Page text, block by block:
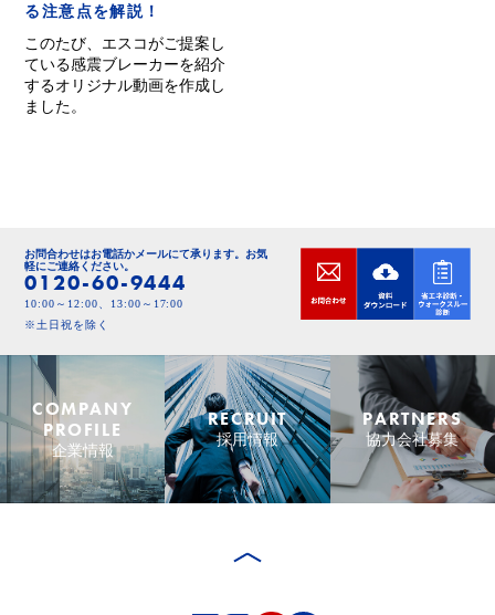
る注意点を解説！
このたび、エスコがご提案し
ている感震ブレーカーを紹介
するオリジナル動画を作成し
ました。
お問合わせはお電話かメールにて承ります。 お気
軽にご連絡ください。
0120-60-9444
10:00～12:00、13:00～17:00
※土日祝を除く
COMPANY
PROFILE
企業情報
RECRUIT
採用情報
PARTNERS
協力会社募集